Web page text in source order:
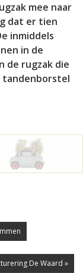
mee naar
dat er tien
inmiddels
in de
de rugzak die
tandenborstel
De Waard »